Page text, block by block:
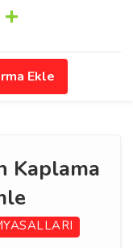
Ekle
Kaplama